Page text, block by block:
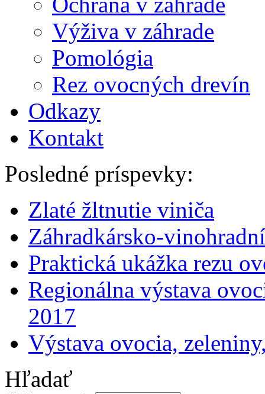
Výživa v záhrade
Pomológia
Rez ovocných drevín
Odkazy
Kontakt
Posledné príspevky:
Zlaté žltnutie viniča
Záhradkársko-
Praktická ukážka rezu
Regionálna výstava
2017
Výstava ovocia,
Hľadať